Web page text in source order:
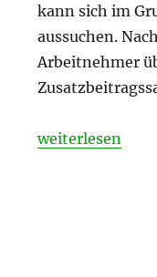
kann sich im
aussuchen.
Arbeitnehmer
weiterlesen